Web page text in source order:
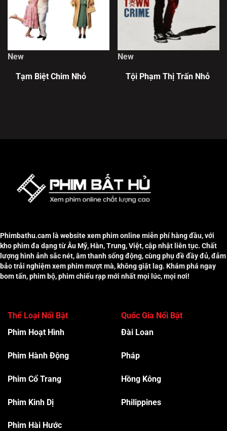
New
Tạm Biệt Chim Nhỏ
New
Tội Phạm Thị Trấn Nhỏ
Phimbathu.cam là website xem phim online miễn phí hàng đầu, với
kho phim đa dạng từ Âu Mỹ, Hàn, Trung, Việt, cập nhật liên tục. Chất
lượng hình ảnh sắc nét, âm thanh sống động, cùng phụ đề đầy đủ, đảm
bảo trải nghiệm xem phim mượt mà, không giật lag. Khám phá ngay
bom tấn, phim bộ, phim chiếu rạp mới nhất mọi lúc, mọi nơi!
Thể Loại Nổi Bật
Phim Hoạt Hình
Phim Hành Động
Phim Cổ Trang
Phim Kinh Dị
Phim Hài Hước
Quốc Gia Nổi Bật
Đài Loan
Pháp
Hồng Kông
Philippines